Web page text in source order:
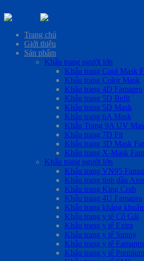
Skip
contentTrang chủ
Giới thiệu
Sản phẩm
Khẩu trang người lớn
Khẩu trang Cool Mask
Khẩu trang Color Mask
Khẩu trang 4D Famapro
Khẩu trang 5D Befit
Khẩu trang 5D Mask
Khẩu trang 6A Mask
Khẩu Trang 9A UV
Khẩu trang 7D Fit
Khẩu trang 3D Mask
Khẩu trang X-Mask
Khẩu trang người lớn
Khẩu trang VN95
Khẩu trang tinh dầu
Khẩu trang King Crab
Khẩu trang 4U Famapro
Khẩu trang kháng
Khẩu trang y tế Cô Gái
Khẩu trang y tế Extra
Khẩu trang y tế Sunny
Khẩu trang y tế
Khẩu trang y tế Premium